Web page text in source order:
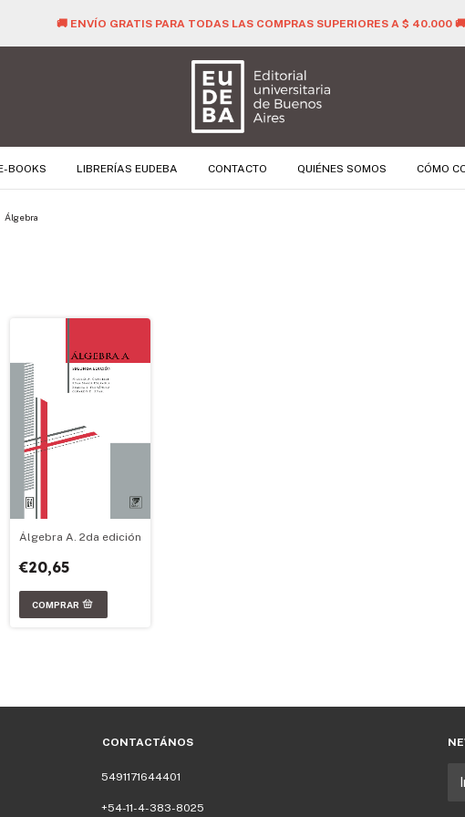
🚚 ENVÍO GRATIS PARA TODAS LAS COMPRAS SUPERIORES A $ 40.000 🚚
BOOKS LIBRERÍAS EUDEBA CONTACTO QUIÉNES SOMOS CÓMO
Álgebra
Álgebra A. 2da edición
€20,65
CONTACTÁNOS
5491171644401
+54-11-4-383-8025